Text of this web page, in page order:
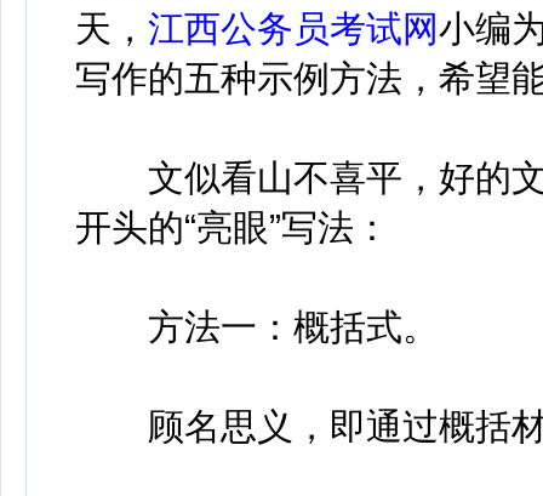
天， 江西公务员考试网小编
写作的五种示例方法，希望
文似看山不喜平，好的文
开头的“亮眼”写法：
方法一：概括式。
顾名思义，即通过概括材